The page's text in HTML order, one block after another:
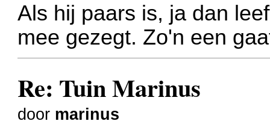
Als hij paars is, ja dan
mee gezegt. Zo'n een
Re: Tuin Marinus
door marinus